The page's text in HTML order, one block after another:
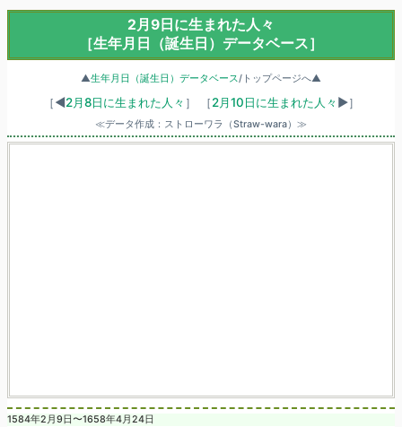
2月9日に生まれた人々
［生年月日（誕生日）データベース］
▲生年月日（誕生日）データベース/トップページへ▲
［◀2月8日に生まれた人々 ］ ［2月10日に生まれた人々 ▶］
≪データ作成：ストローワラ（Straw-wara）≫
1584年2月9日〜1658年4月24日